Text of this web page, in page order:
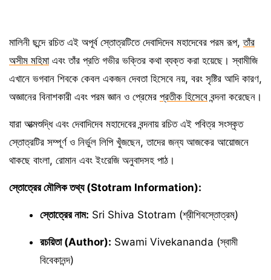
মালিনী ছন্দে রচিত এই অপূর্ব স্তোত্রটিতে দেবাদিদেব মহাদেবের পরম রূপ,তাঁর
অসীম মহিমাএবং তাঁর প্রতি গভীর ভক্তির কথা ব্যক্ত করা হয়েছে। স্বামীজি
এখানে ভগবান শিবকে কেবল একজন দেবতা হিসেবে নয়, বরং সৃষ্টির আদি কারণ,
অজ্ঞানের বিনাশকারী এবং পরম জ্ঞান ও প্রেমের প্রতীক হিসেবে বন্দনা করেছেন।
যারা আত্মশুদ্ধি এবং দেবাদিদেব মহাদেবের বন্দনায় রচিত এই পবিত্র সংস্কৃত
স্তোত্রটির সম্পূর্ণ ও নির্ভুল লিপি খুঁজছেন, তাদের জন্য আজকের আয়োজনে
থাকছে বাংলা, রোমান এবং ইংরেজি অনুবাদসহ পাঠ।
স্তোত্রের মৌলিক তথ্য (Stotram Information):
স্তোত্রের নাম: Sri Shiva Stotram (শ্রীশিবস্তোত্রম্)
রচয়িতা (Author): Swami Vivekananda (স্বামী
বিবেকানন্দ)